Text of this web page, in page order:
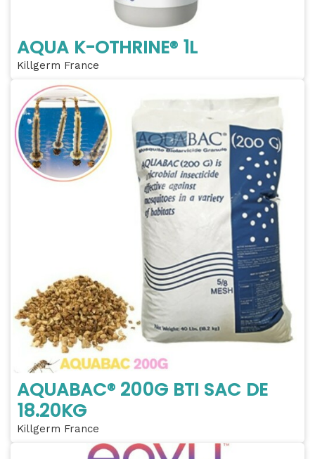
AQUA K-OTHRINE® 1L
Killgerm France
AQUABAC® 200G BTI SAC DE
18.20KG
Killgerm France